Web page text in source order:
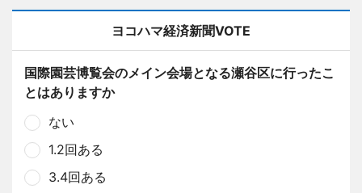
ヨコハマ経済新聞VOTE
国際園芸博覧会のメイン会場となる瀬谷区に行ったこ
とはありますか
ない
1.2回ある
3.4回ある